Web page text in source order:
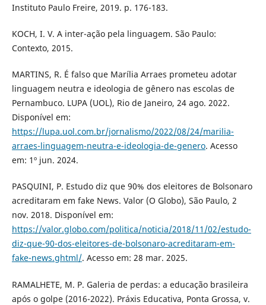
Instituto Paulo Freire, 2019. p. 176-183.
KOCH, I. V. A inter-ação pela linguagem. São Paulo:
Contexto, 2015.
MARTINS, R. É falso que Marília Arraes prometeu adotar
linguagem neutra e ideologia de gênero nas escolas de
Pernambuco. LUPA (UOL), Rio de Janeiro, 24 ago. 2022.
Disponível em:
https://lupa.uol.com.br/jornalismo/2022/08/24/marilia-
arraes-linguagem-neutra-e-ideologia-de-genero. Acesso
em: 1º jun. 2024.
PASQUINI, P. Estudo diz que 90% dos eleitores de Bolsonaro
acreditaram em fake News. Valor (O Globo), São Paulo, 2
nov. 2018. Disponível em:
https://valor.globo.com/politica/noticia/2018/11/02/estudo-
diz-que-90-dos-eleitores-de-bolsonaro-acreditaram-em-
fake-news.ghtml/. Acesso em: 28 mar. 2025.
RAMALHETE, M. P. Galeria de perdas: a educação brasileira
após o golpe (2016-2022). Práxis Educativa, Ponta Grossa, v.